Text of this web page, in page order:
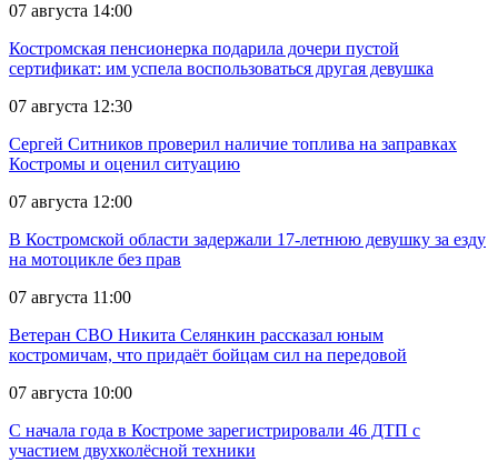
07 августа 14:00
Костромская пенсионерка подарила дочери пустой
сертификат: им успела воспользоваться другая девушка
07 августа 12:30
Сергей Ситников проверил наличие топлива на заправках
Костромы и оценил ситуацию
07 августа 12:00
В Костромской области задержали 17-летнюю девушку за езду
на мотоцикле без прав
07 августа 11:00
Ветеран СВО Никита Селянкин рассказал юным
костромичам, что придаёт бойцам сил на передовой
07 августа 10:00
С начала года в Костроме зарегистрировали 46 ДТП с
участием двухколёсной техники